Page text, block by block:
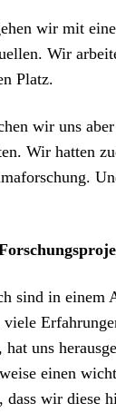
wir mit
Wir
Platz.
wir uns
Wir hat­ten
sind in einem
uns
einen
wir diese